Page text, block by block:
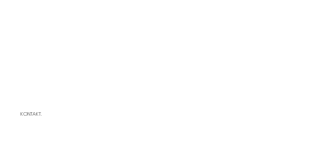
KONTAKT.